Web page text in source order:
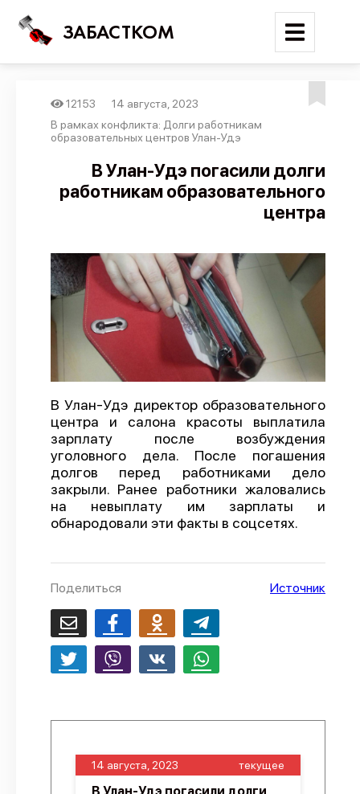
ЗАБАСТКОМ
Войти
Поиск
Новости
Отчеты
Предложить публикацию
Справочник
О проекте
Политика конфиденциальности
12153
14 августа, 2023
В рамках конфликта: Долги работникам
образовательных центров Улан-Удэ
В Улан-Удэ погасили долги
работникам образовательного
центра
В Улан-Удэ директор образовательного
центра и салона красоты выплатила
зарплату после возбуждения
уголовного дела. После погашения
долгов перед работниками дело
закрыли. Ранее работники жаловались
на невыплату им зарплаты и
обнародовали эти факты в соцсетях.
Поделиться Источник
14 августа, 2023 текущее